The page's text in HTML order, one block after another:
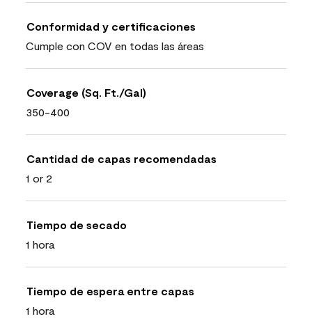
Conformidad y certificaciones
Cumple con COV en todas las áreas
Coverage (Sq. Ft./Gal)
350-400
Cantidad de capas recomendadas
1 or 2
Tiempo de secado
1 hora
Tiempo de espera entre capas
1 hora